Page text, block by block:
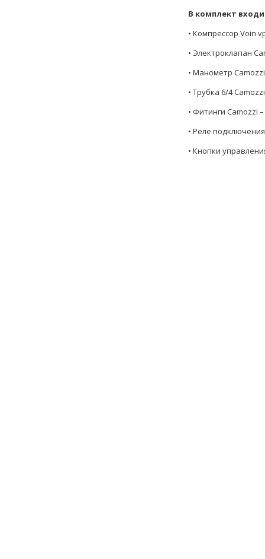
В комплект
• Компрессор Voin
• Электроклапан
• Манометр
• Трубка 6/4
• Фитинги Camozzi
• Реле
• Кнопки